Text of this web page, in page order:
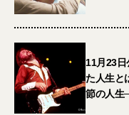
11月23
た人生と
節の人生─